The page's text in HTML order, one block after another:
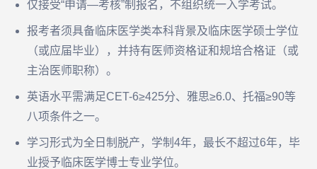
仅接受“申请—考核”制报名，不组织统一入学考试。
报考者须具备临床医学类本科背景及临床医学硕士学位
（或应届毕业），并持有医师资格证和规培合格证（或
主治医师职称）。
英语水平需满足CET-6≥425分、雅思≥6.0、托福≥90等
八项条件之一。
学习形式为全日制脱产，学制4年，最长不超过6年，毕
业授予临床医学博士专业学位。